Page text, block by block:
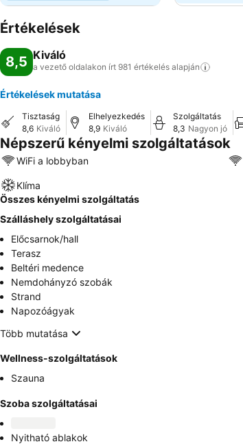
Értékelések
8,5 Kiváló
a vezető oldalakon írt 981 értékelés alapján
Értékelések mutatása
Tisztaság
8,6 Kiváló
Elhelyezkedés
8,9 Kiváló
Szolgáltatás
8,3 Nagyon jó
Népszerű kényelmi szolgáltatások
WiFi a lobbyban
Klíma
Összes kényelmi szolgáltatás
Szálláshely szolgáltatásai
Előcsarnok/hall
Terasz
Beltéri medence
Nemdohányzó szobák
Strand
Napozóágyak
Több mutatása
Wellness-szolgáltatások
Szauna
Szoba szolgáltatásai
Nyitható ablakok